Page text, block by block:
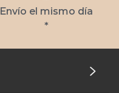
Envío el mismo día
*